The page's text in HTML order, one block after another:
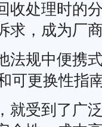
收处理时的
求，成为厂
法规中便携
可更换性指
就受到了广